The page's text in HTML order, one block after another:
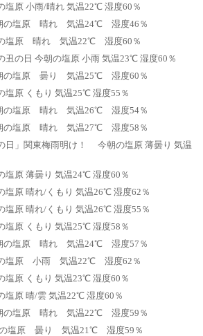
塩原 小雨/晴れ 気温22℃ 湿度60％
の塩原 晴れ 気温24℃ 湿度46％
の塩原 晴れ 気温22℃ 湿度60％
丑の日 今朝の塩原 小雨 気温23℃ 湿度60％
の塩原 曇り 気温25℃ 湿度60％
塩原 くもり 気温25℃ 湿度55％
の塩原 晴れ 気温26℃ 湿度54％
の塩原 晴れ 気温27℃ 湿度58％
日」関東梅雨明け！ 今朝の塩原 薄曇り 気温
塩原 薄曇り 気温24℃ 湿度60％
塩原 晴れ/くもり 気温26℃ 湿度62％
塩原 晴れ/くもり 気温26℃ 湿度55％
塩原 くもり 気温25℃ 湿度58％
の塩原 晴れ 気温24℃ 湿度57％
の塩原 小雨 気温22℃ 湿度62％
塩原 くもり 気温23℃ 湿度60％
塩原 晴/雲 気温22℃ 湿度60％
の塩原 晴れ 気温22℃ 湿度59％
の塩原 曇り 気温21℃ 湿度59％